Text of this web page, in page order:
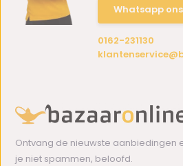
Whatsapp ons
0162-231130
Ontvang de nieuwste aanbiedingen
je niet spammen, beloofd.